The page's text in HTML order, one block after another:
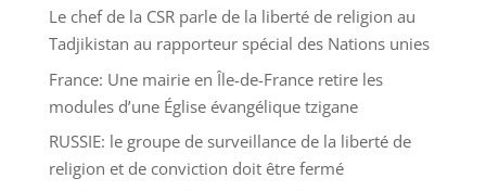
Le chef de la CSR parle de la liberté de religion au
Tadjikistan au rapporteur spécial des Nations unies
France: Une mairie en Île-de-France retire les
modules d’une Église évangélique tzigane
RUSSIE: le groupe de surveillance de la liberté de
religion et de conviction doit être fermé